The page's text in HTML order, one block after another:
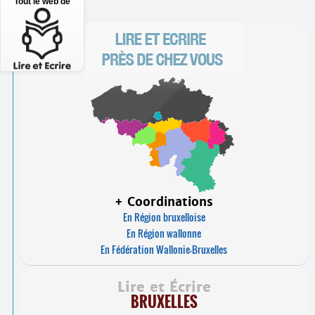
+ Coordinations
En Région bruxelloise
En Région wallonne
En Fédération Wallonie-Bruxelles
Lire et Écrire
BRUXELLES